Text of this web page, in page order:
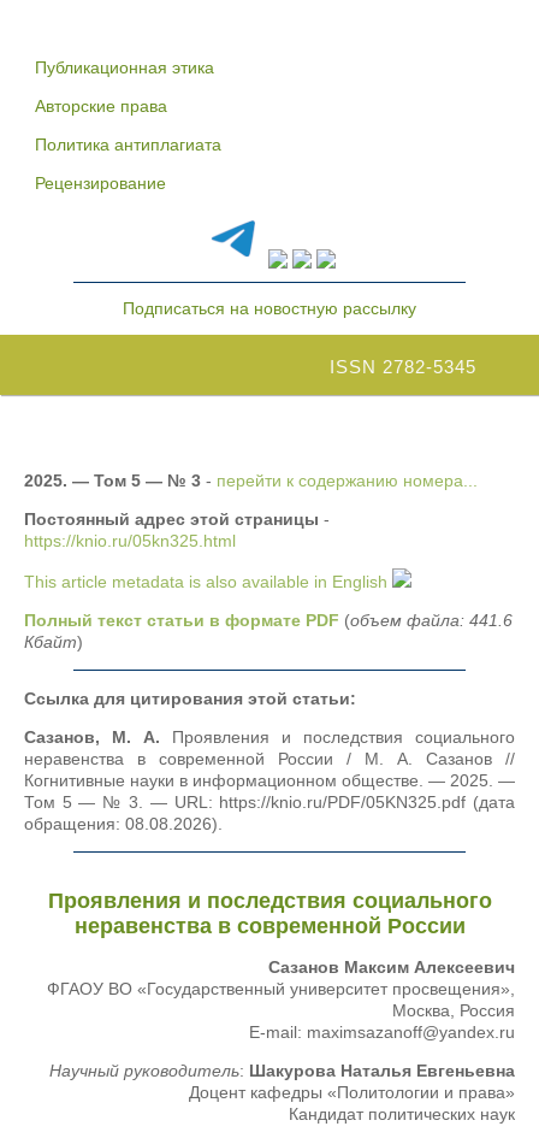
Публикационная этика
Авторские права
Политика антиплагиата
Рецензирование
Подписаться на новостную рассылку
ISSN 2782-5345
2025. — Том 5 — № 3 - перейти к содержанию номера...
Постоянный адрес этой страницы -
https://knio.ru/05kn325.html
This article metadata is also available in English
Полный текст статьи в формате PDF (объем файла: 441.6
Кбайт)
Ссылка для цитирования этой статьи:
Сазанов, М. А. Проявления и последствия социального
неравенства в современной России / М. А. Сазанов //
Когнитивные науки в информационном обществе. — 2025. —
Том 5 — № 3. — URL: https://knio.ru/PDF/05KN325.pdf (дата
обращения: 08.08.2026).
Проявления и последствия социального
неравенства в современной России
Сазанов Максим Алексеевич
ФГАОУ ВО «Государственный университет просвещения»,
Москва, Россия
E-mail: maximsazanoff@yandex.ru
Научный руководитель: Шакурова Наталья Евгеньевна
Доцент кафедры «Политологии и права»
Кандидат политических наук